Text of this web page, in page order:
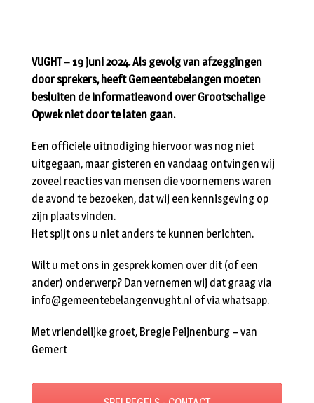
VUGHT – 19 juni 2024. Als gevolg van afzeggingen
door sprekers, heeft Gemeentebelangen moeten
besluiten de informatieavond over Grootschalige
Opwek niet door te laten gaan.
Een officiële uitnodiging hiervoor was nog niet
uitgegaan, maar gisteren en vandaag ontvingen wij
zoveel reacties van mensen die voornemens waren
de avond te bezoeken, dat wij een kennisgeving op
zijn plaats vinden.
Het spijt ons u niet anders te kunnen berichten.
Wilt u met ons in gesprek komen over dit (of een
ander) onderwerp? Dan vernemen wij dat graag via
info@gemeentebelangenvught.nl of via whatsapp.
Met vriendelijke groet, Bregje Peijnenburg – van
Gemert